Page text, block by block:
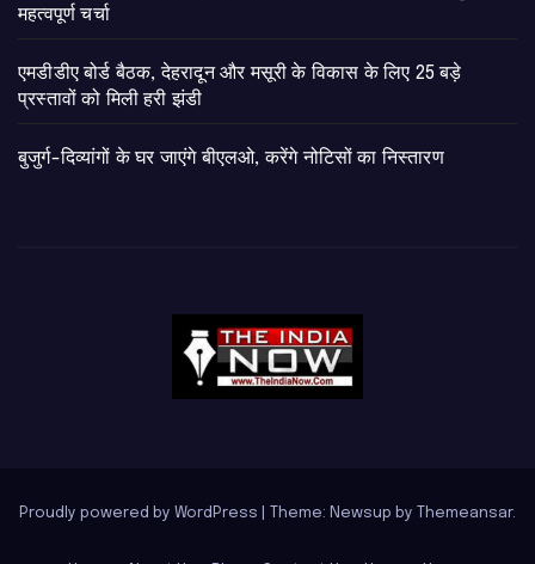
महत्वपूर्ण चर्चा
एमडीडीए बोर्ड बैठक, देहरादून और मसूरी के विकास के लिए 25 बड़े
प्रस्तावों को मिली हरी झंडी
बुजुर्ग-दिव्यांगों के घर जाएंगे बीएलओ, करेंगे नोटिसों का निस्तारण
Proudly powered by WordPress Theme: Newsup by Themeansar.